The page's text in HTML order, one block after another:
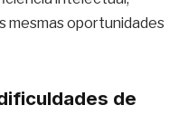
mesmas oportunidades
de